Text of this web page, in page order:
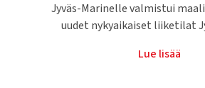
Jyväs-Marinelle valmistui
uudet nykyaikaiset liiketilat
Lue lisää